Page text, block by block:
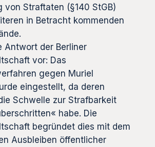
von Straftaten (§140 StGB)
in Betracht kommenden
Antwort der Berliner
vor: Das
gegen Muriel
eingestellt, da deren
Schwelle zur Strafbarkeit
habe. Die
begründet dies mit dem
Ausbleiben öffentlicher